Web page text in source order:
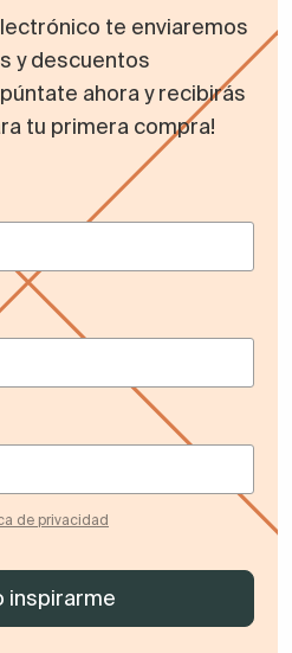
te enviaremos
y descuentos
ahora y recibirás
tu primera compra!
de privacidad